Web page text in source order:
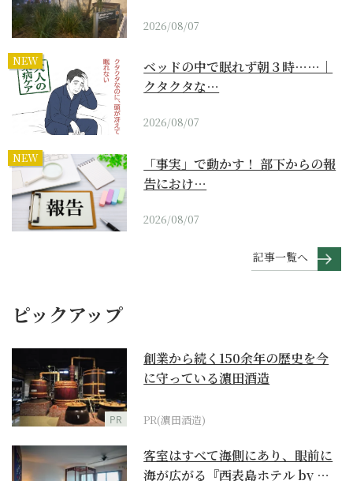
2026/08/07
NEW
ベッドの中で眠れず朝３時……｜
クタクタな…
2026/08/07
NEW
「事実」で動かす！ 部下からの報
告におけ…
2026/08/07
記事一覧へ
ピックアップ
PR
創業から続く150余年の歴史を今
に守っている濵田酒造
PR(濵田酒造)
客室はすべて海側にあり、眼前に
海が広がる『西表島ホテル by 星